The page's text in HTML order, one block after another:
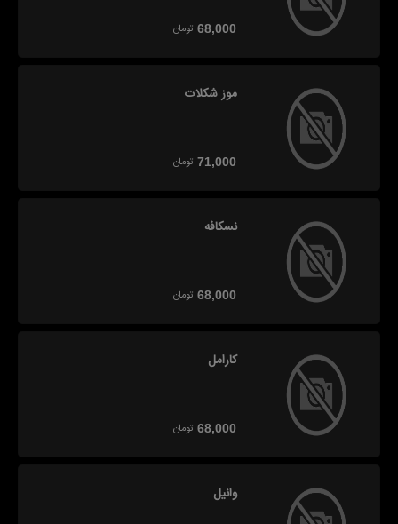
68,000 تومان
موز شکلات
71,000 تومان
نسکافه
68,000 تومان
کارامل
68,000 تومان
وانیل